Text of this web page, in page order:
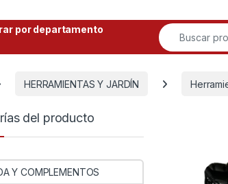
por departamento Buscar por:
HERRAMIENTAS Y JARDÍN
del producto
Y COMPLEMENTOS